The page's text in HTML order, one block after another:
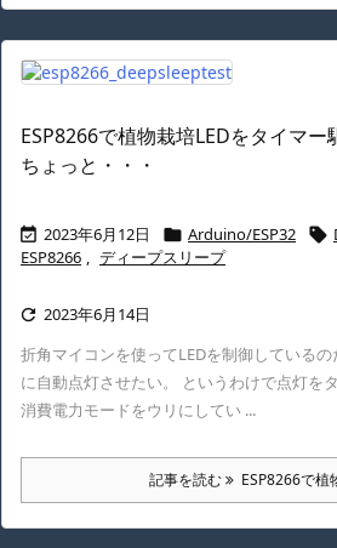
ESP8266で植物栽培LEDをタイマ
ちょっと・・・
 2023年6月12日  Arduino/ESP32 
ESP8266 , ディープスリープ
 2023年6月14日
折角マイコンを使ってLEDを制御している
に自動点灯させたい。 というわけで点灯を
消費電力モードをウリにしてい ...
記事を読む ESP8266で植